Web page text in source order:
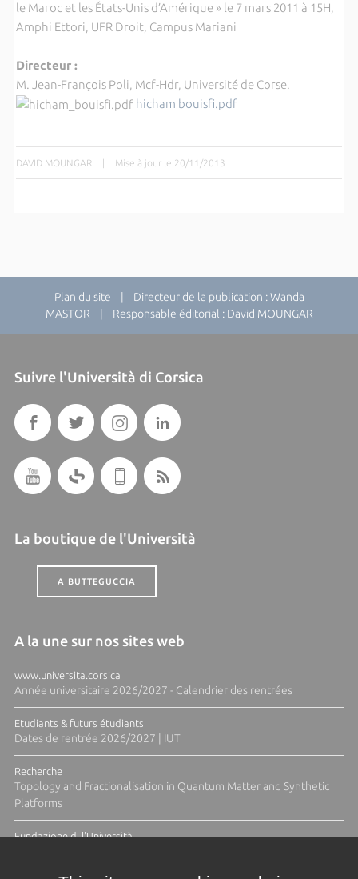
le Maroc et les États-Unis d’Amérique » le 7 mars 2011 à 15H,
Amphi Ettori, UFR Droit, Campus Mariani
Directeur :
M. Jean-François Poli, Mcf-Hdr, Université de Corse.
hicham bouisfi.pdf
DAVID MOUNGAR | Mise à jour le 20/11/2013
Plan du site | Directeur de la publication : Wanda
MASTOR | Responsable éditorial : David MOUNGAR
Suivre l'Università di Corsica
La boutique de l'Università
A BUTTEGUCCIA
A la une sur nos sites web
www.universita.corsica
Année universitaire 2026/2027 - Calendrier des rentrées
Etudiants & futurs étudiants
Dates de rentrée 2026/2027 | IUT
Recherche
Topology and Fractionalisation in Quantum Matter and Synthetic
Platforms
Fundazione di l'Università